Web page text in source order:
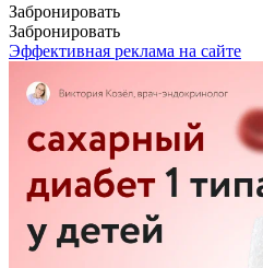
Забронировать
Забронировать
Эффективная реклама на сайте